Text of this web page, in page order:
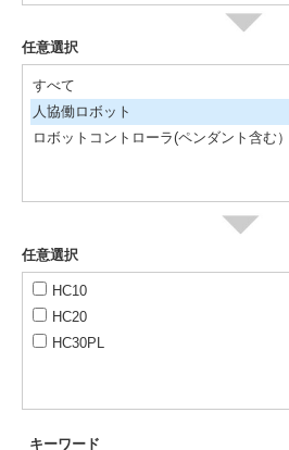
任意選択
すべて
人協働ロボット
ロボットコントローラ(ペンダント含む）
任意選択
HC10
HC20
HC30PL
キーワード